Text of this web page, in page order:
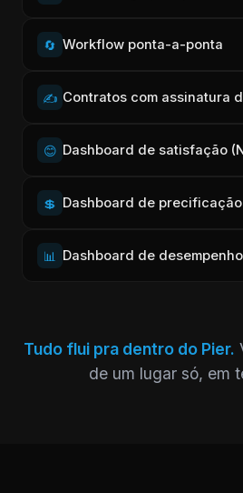
🔄 Workflow ponta-a-ponta
✍️ Contratos com assinatura
😊 Dashboard de satisfação
💲 Dashboard de precificação
📊 Dashboard de
Tudo flui pra dentro do Pier.
de um lugar só, em